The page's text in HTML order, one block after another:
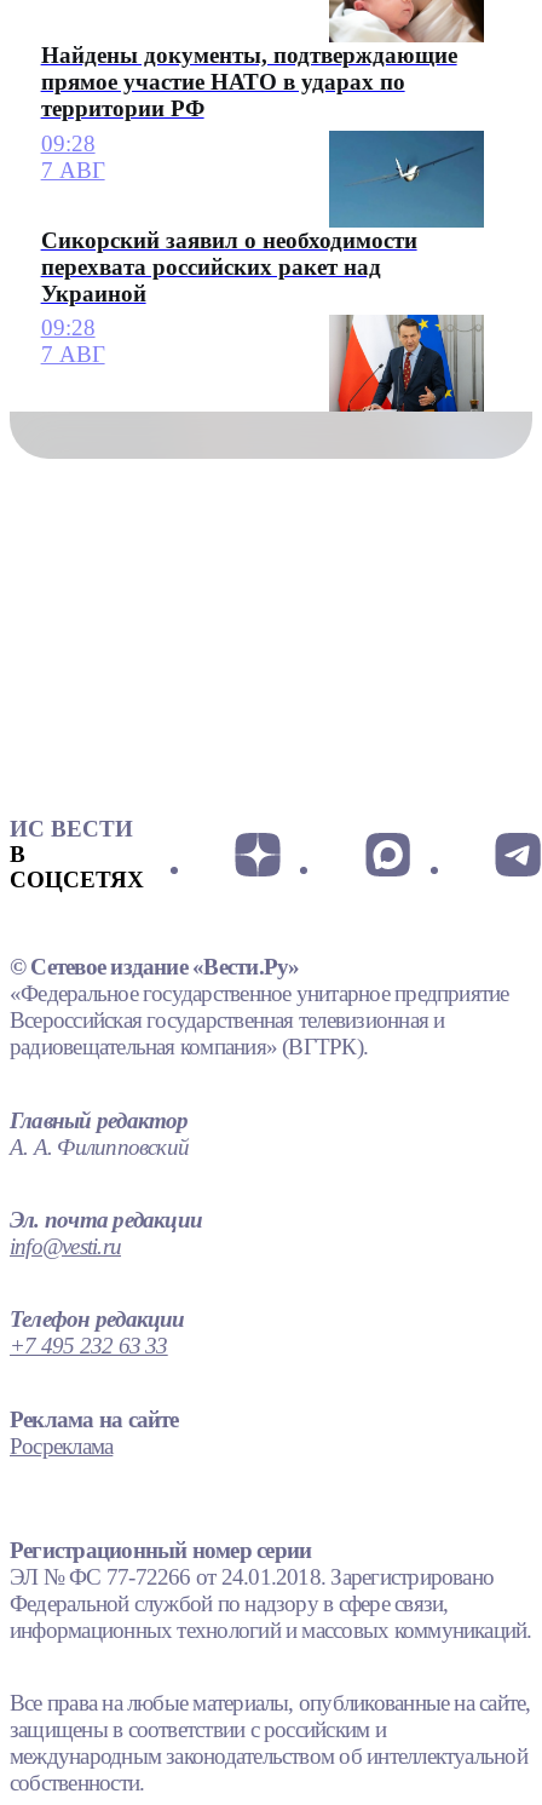
Найдены документы, подтверждающие
прямое участие НАТО в ударах по
территории РФ
09:28
7 АВГ
Сикорский заявил о необходимости
перехвата российских ракет над
Украиной
09:28
7 АВГ
ИС ВЕСТИ
В
СОЦСЕТЯХ
© Сетевое издание «Вести.Ру»
«Федеральное государственное унитарное предприятие
Всероссийская государственная телевизионная и
радиовещательная компания» (ВГТРК).
Главный редактор
А. А. Филипповский
Эл. почта редакции
info@vesti.ru
Телефон редакции
+7 495 232 63 33
Реклама на сайте
Росреклама
Регистрационный номер серии
ЭЛ № ФС 77-72266 от 24.01.2018. Зарегистрировано
Федеральной службой по надзору в сфере связи,
информационных технологий и массовых коммуникаций.
Все права на любые материалы, опубликованные на сайте,
защищены в соответствии с российским и
международным законодательством об интеллектуальной
собственности.